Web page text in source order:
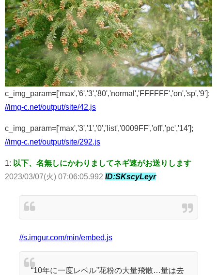
c_img_param=['max','6','3','80','normal','FFFFFF','on','sp','9'];
//img-c.net/output/site/42.js
c_img_param=['max','3','1','0','list','0009FF','off','pc','14'];
//img-c.net/output/site/292.js
1: 以下、名無しにかわりましてネギ速がお送りします
2023/03/07(火) 07:06:05.992 ID:SKscyLeyr
//s.imgur.com/min/embed.js
“10年に一度レベル”花粉の大量飛散…量は去